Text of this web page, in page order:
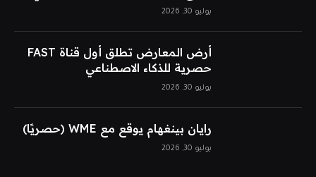
يوليو 30, 2026
أرض المعارض تطلق أول قناة FAST
حصرية للذكاء الاصطناعي
يوليو 30, 2026
رايان بينغهام يوقع مع WME (حصريًا)
يوليو 30, 2026